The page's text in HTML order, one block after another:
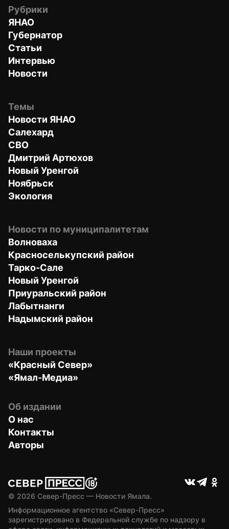
Рубрики
ЯНАО
Губернатор
Статьи
Интервью
Новости
Темы
Новости ЯНАО
Салехард
СВО
Дмитрий Артюхов
Новый Уренгой
Ноябрьск
Экология
Новости по муниципалитетам
Волноваха
Красноселькупский район
Тарко-Сале
Новый Уренгой
Приуральский район
Лабытнанги
Надымский район
Наши проекты
«Красный Север»
«Ямал-Медиа»
Об издании
О нас
Контакты
Авторы
© 2026 Север-Пресс — Новости Ямала.
Информационное агентство «Север-Пресс»
зарегистрировано в Федеральной службе по надзору в